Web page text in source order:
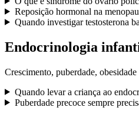
Reposição hormonal na
Quando investigar testosterona
Endocrinologia
Crescimento, puberdade,
Quando levar a criança ao
Puberdade precoce sempre